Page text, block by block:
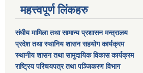
महत्त्वपूर्ण लिंकहरु
संघीय मामिला तथा सामान्य प्रशासन मन्त्रालय
प्रदेश तथा स्थानिय शासन सहयोग कार्यक्रम
स्थानीय शासन तथा सामुदायिक विकास कार्यक्रम
राष्ट्रिय परिचयपत्र तथा पञ्जिकरण विभाग